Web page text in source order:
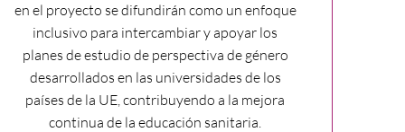
en el proyecto se difundirán como un enfoque
inclusivo para intercambiar y apoyar los
planes de estudio de perspectiva de género
desarrollados en las universidades de los
países de la UE, contribuyendo a la mejora
continua de la educación sanitaria.